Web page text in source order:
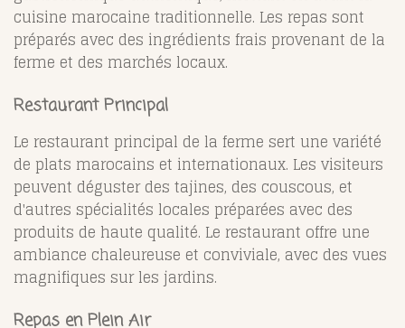
cuisine marocaine traditionnelle. Les repas sont
préparés avec des ingrédients frais provenant de la
ferme et des marchés locaux.
Restaurant Principal
Le restaurant principal de la ferme sert une variété
de plats marocains et internationaux. Les visiteurs
peuvent déguster des tajines, des couscous, et
d'autres spécialités locales préparées avec des
produits de haute qualité. Le restaurant offre une
ambiance chaleureuse et conviviale, avec des vues
magnifiques sur les jardins.
Repas en Plein Air